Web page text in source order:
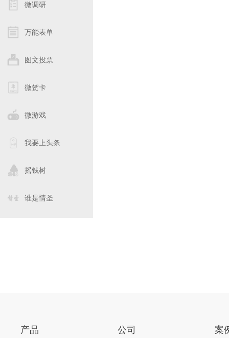
微调研
万能表单
图文投票
微贺卡
微游戏
我要上头条
摇钱树
谁是情圣
产品 公司 案